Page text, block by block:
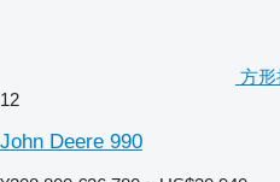
方形
12
John Deere 990